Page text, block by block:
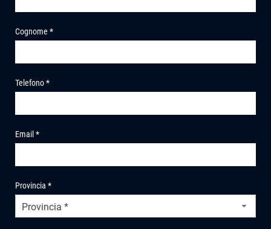
Cognome *
Telefono *
Email *
Provincia *
Provincia *